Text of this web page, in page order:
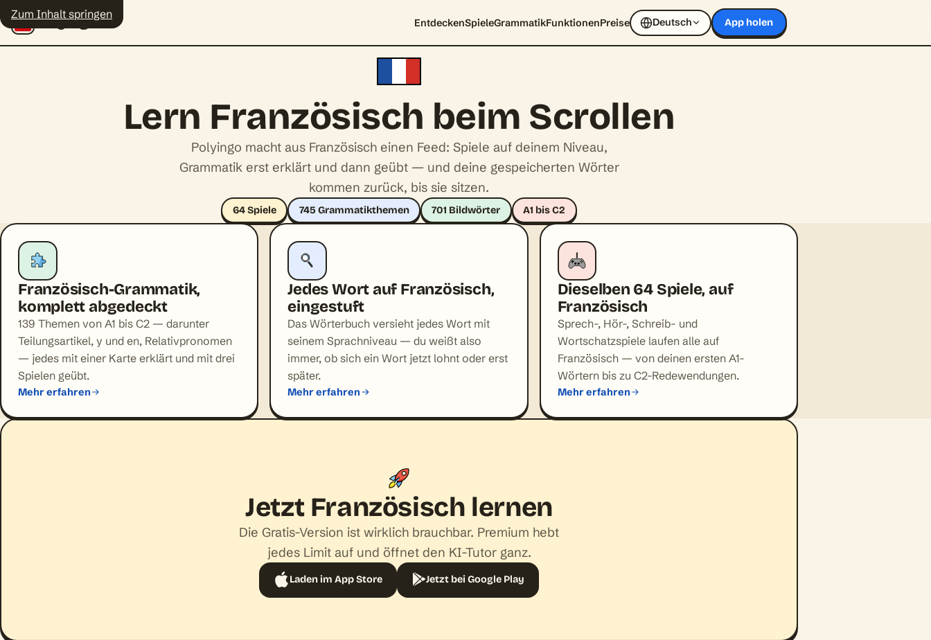
Zum Inhalt springen
Polyingo EntdeckenSpieleGrammatikFunktionenPreise Deutsch App holen
Lern Französisch beim Scrollen
Polyingo macht aus Französisch einen Feed: Spiele auf deinem Niveau,
Grammatik erst erklärt und dann geübt — und deine gespeicherten Wörter
kommen zurück, bis sie sitzen.
64 Spiele 745 Grammatikthemen 701 Bildwörter A1 bis C2
Französisch-Grammatik,
komplett abgedeckt
139 Themen von A1 bis C2 — darunter
Teilungsartikel, y und en, Relativpronomen
— jedes mit einer Karte erklärt und mit drei
Spielen geübt.
Mehr erfahren
Jedes Wort auf Französisch,
eingestuft
Das Wörterbuch versieht jedes Wort mit
seinem Sprachniveau — du weißt also
immer, ob sich ein Wort jetzt lohnt oder erst
später.
Mehr erfahren
Dieselben 64 Spiele, auf
Französisch
Sprech-, Hör-, Schreib- und
Wortschatzspiele laufen alle auf
Französisch — von deinen ersten A1-
Wörtern bis zu C2-Redewendungen.
Mehr erfahren
Jetzt Französisch lernen
Die Gratis-Version ist wirklich brauchbar. Premium hebt
jedes Limit auf und öffnet den KI-Tutor ganz.
Laden im App Store Jetzt bei Google Play